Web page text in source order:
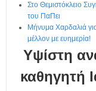
Στο Θεμιστόκλειο
του ΠαΠει
Μήνυμα Χαρδαλιά
μέλλον με ευημερία!
Υψίστη
καθηγητή